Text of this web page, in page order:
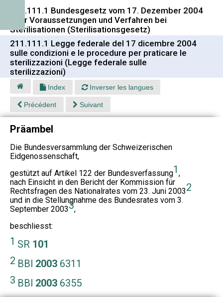
211.111.1 Bundesgesetz vom 17. Dezember 2004
über Voraussetzungen und Verfahren bei
Sterilisationen (Sterilisationsgesetz)
211.111.1 Legge federale del 17 dicembre 2004
sulle condizioni e le procedure per praticare le
sterilizzazioni (Legge federale sulle
sterilizzazioni)
Index Inverser les langues
Précédent Suivant
Präambel
Die Bundesversammlung der Schweizerischen
Eidgenossenschaft,
gestützt auf Artikel 122 der Bundesverfassung1 ,
nach Einsicht in den Bericht der Kommission für
Rechtsfragen des Nationalrates vom 23. Juni 20032
und in die Stellungnahme des Bundesrates vom 3.
September 20033,
beschliesst:
1 SR 101
2 BBl 2003 6311
3 BBl 2003 6355